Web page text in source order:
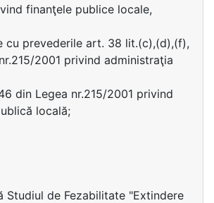
finanţele publice locale,
cu prevederile art. 38 lit.(c),(d),(f),
2001 privind administraţia
din Legea nr.215/2001 privind
locală;
Studiul de Fezabilitate "Extindere